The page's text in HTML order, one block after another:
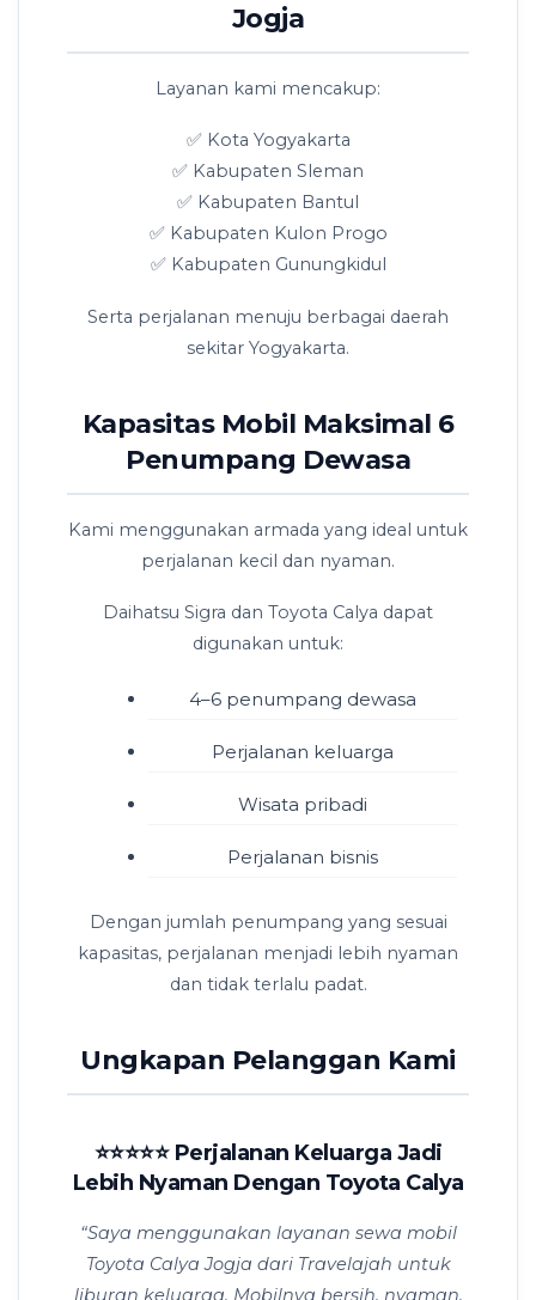
Jogja
Layanan kami mencakup:
✅ Kota Yogyakarta
✅ Kabupaten Sleman
✅ Kabupaten Bantul
✅ Kabupaten Kulon Progo
✅ Kabupaten Gunungkidul
Serta perjalanan menuju berbagai daerah
sekitar Yogyakarta.
Kapasitas Mobil Maksimal 6
Penumpang Dewasa
Kami menggunakan armada yang ideal untuk
perjalanan kecil dan nyaman.
Daihatsu Sigra dan Toyota Calya dapat
digunakan untuk:
4–6 penumpang dewasa
Perjalanan keluarga
Wisata pribadi
Perjalanan bisnis
Dengan jumlah penumpang yang sesuai
kapasitas, perjalanan menjadi lebih nyaman
dan tidak terlalu padat.
Ungkapan Pelanggan Kami
⭐⭐⭐⭐⭐ Perjalanan Keluarga Jadi
Lebih Nyaman Dengan Toyota Calya
“Saya menggunakan layanan sewa mobil
Toyota Calya Jogja dari Travelajah untuk
liburan keluarga. Mobilnya bersih, nyaman,